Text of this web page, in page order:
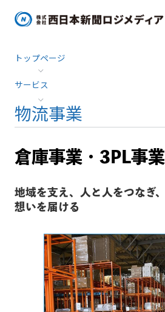
トップページ
サービス
物流事業
倉庫事業・3PL事業
地域を支え、人と人をつなぎ、
想いを届ける